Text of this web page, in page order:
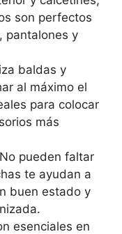
son perfectos
pantalones y
baldas y
al máximo el
para colocar
más
pueden faltar
te ayudan a
buen estado y
esenciales en